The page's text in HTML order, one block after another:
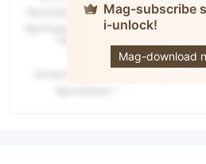
Mag-subscribe
i-unlock!
Mag-download